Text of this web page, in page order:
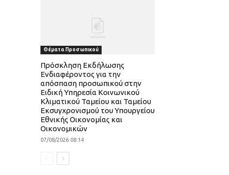
Θέματα Προσωπικού
Πρόσκληση Εκδήλωσης
Ενδιαφέροντος για την
απόσπαση προσωπικού στην
Ειδική Υπηρεσία Κοινωνικού
Κλιματικού Ταμείου και Ταμείου
Εκσυγχρονισμού του Υπουργείου
Εθνικής Οικονομίας και
Οικονομικών
07/08/2026 08:14